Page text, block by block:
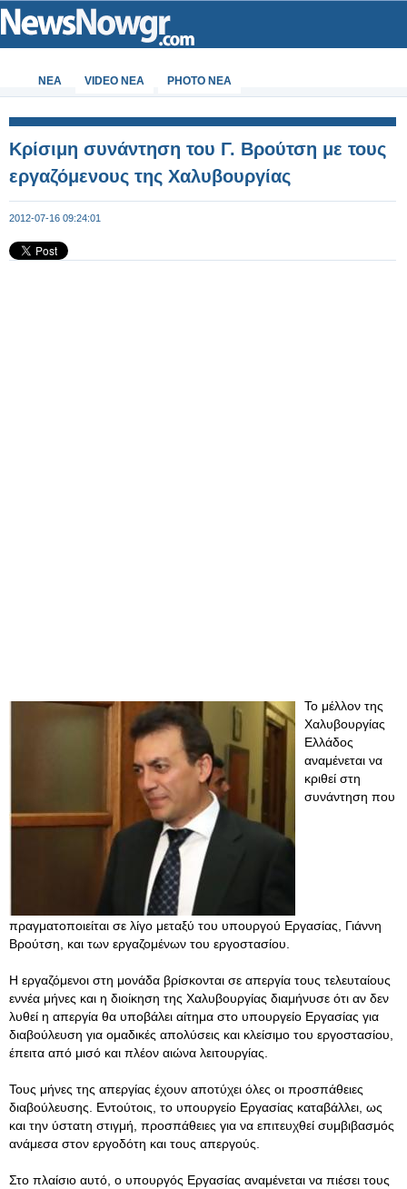
ΝΕΑ VIDEO NEA PHOTO NEA
Κρίσιμη συνάντηση του Γ. Βρούτση με τους
εργαζόμενους της Χαλυβουργίας
2012-07-16 09:24:01
Το μέλλον της
Χαλυβουργίας
Ελλάδος
αναμένεται να
κριθεί στη
συνάντηση που
πραγματοποιείται σε λίγο μεταξύ του υπουργού Εργασίας, Γιάννη
Βρούτση, και των εργαζομένων του εργοστασίου.
Η εργαζόμενοι στη μονάδα βρίσκονται σε απεργία τους τελευταίους
εννέα μήνες και η διοίκηση της Χαλυβουργίας διαμήνυσε ότι αν δεν
λυθεί η απεργία θα υποβάλει αίτημα στο υπουργείο Εργασίας για
διαβούλευση για ομαδικές απολύσεις και κλείσιμο του εργοστασίου,
έπειτα από μισό και πλέον αιώνα λειτουργίας.
Τους μήνες της απεργίας έχουν αποτύχει όλες οι προσπάθειες
διαβούλευσης. Εντούτοις, το υπουργείο Εργασίας καταβάλλει, ως
και την ύστατη στιγμή, προσπάθειες για να επιτευχθεί συμβιβασμός
ανάμεσα στον εργοδότη και τους απεργούς.
Στο πλαίσιο αυτό, ο υπουργός Εργασίας αναμένεται να πιέσει τους